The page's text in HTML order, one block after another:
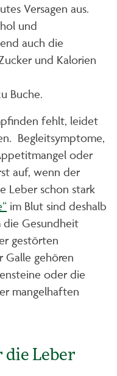
Versagen aus.
und
auch die
und Kalorien
Buche.
fehlt, leidet
Begleitsymptome,
oder
auf, wenn der
Leber schon stark
im Blut sind deshalb
die Gesundheit
gestörten
gehören
oder die
mangelhaften
die Leber